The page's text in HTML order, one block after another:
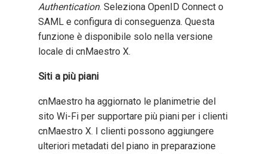
Authentication. Seleziona OpenID Connect o
SAML e configura di conseguenza. Questa
funzione è disponibile solo nella versione
locale di cnMaestro X.
Siti a più piani
cnMaestro ha aggiornato le planimetrie del
sito Wi-Fi per supportare più piani per i clienti
cnMaestro X. I clienti possono aggiungere
ulteriori metadati del piano in preparazione